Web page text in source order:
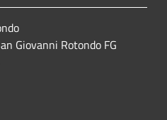
Giovanni Rotondo FG